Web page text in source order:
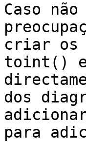
Caso
criar os
toint()
dos
para